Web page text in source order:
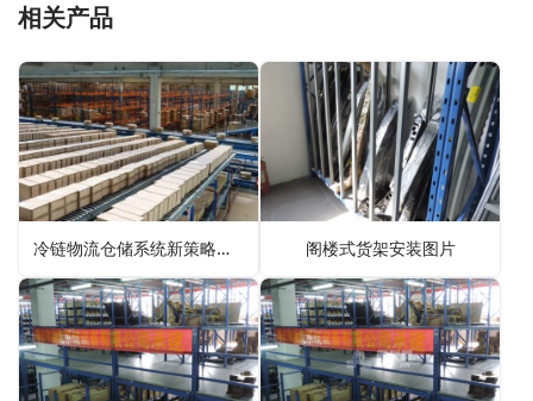
相关产品
冷链物流仓储系统新策略，货架的春天已到！ 阁楼式货架安装图片